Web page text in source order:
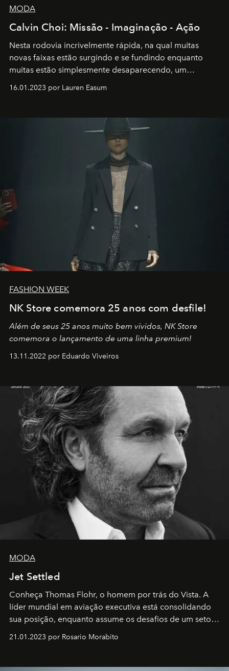
MODA
Calvin Choi: Missão - Imaginação - Ação
Nesta rodovia incrivelmente rápida, na qual muitas
novas faixas estão surgindo e se fundindo enquanto
muitas estão simplesmente desaparecendo, um
transportador AMTD abrindo caminho para muitos
por propósitos, com um claro senso de missão na vida e
16.01.2023 por Lauren Easum
FASHION WEEK
NK Store comemora 25 anos com desfile!
Além de seus 25 anos muito bem vividos, NK Store
comemora o lançamento de uma linha premium!
13.11.2022 por Eduardo Viveiros
MODA
Jet Settled
Conheça Thomas Flohr, o homem por trás do Vista. A
líder mundial em aviação executiva está consolidando
sua posição, enquanto assume os desafios de um setor
em rápida evolução e redefinindo o conceito de luxo
21.01.2023 por Rosario Morabito